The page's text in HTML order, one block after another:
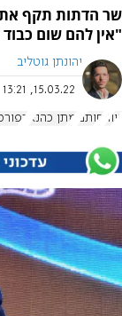
שר הדתות תקף את
"אין להם שום
יהונתן גוטליב
15.03.22, 13:21
גיור חותם מתן כהנא